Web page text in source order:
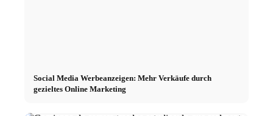
Social Media Werbeanzeigen: Mehr Verkäufe durch
gezieltes Online Marketing